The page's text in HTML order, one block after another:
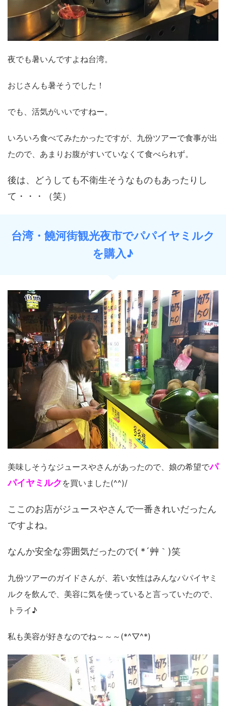
夜でも暑いんですよね台湾。
おじさんも暑そうでした！
でも、活気がいいですねー。
いろいろ食べてみたかったですが、九份ツアーで食事が出
たので、あまりお腹がすいていなくて食べられず。
後は、どうしても不衛生そうなものもあったりし
て・・・（笑）
台湾・饒河街観光夜市でパパイヤミルク
を購入♪
美味しそうなジュースやさんがあったので、娘の希望でパ
パイヤミルク を買いました(^^)/
ここのお店がジュースやさんで一番きれいだったん
ですよね。
なんか安全な雰囲気だったので( *´艸｀)笑
九份ツアーのガイドさんが、若い女性はみんなパパイヤミ
ルクを飲んで、美容に気を使っていると言っていたので、
トライ♪
私も美容が好きなのでね～～～(*^▽^*)